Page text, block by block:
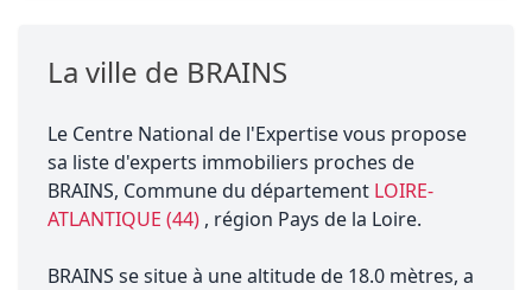
La ville de BRAINS
Le Centre National de l'Expertise vous propose
sa liste d'experts immobiliers proches de
BRAINS, Commune du département LOIRE-
ATLANTIQUE (44) , région Pays de la Loire.
BRAINS se situe à une altitude de 18.0 mètres, a